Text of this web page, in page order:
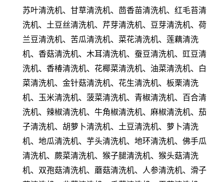
苏叶清洗机、甘草清洗机、茴香苗清洗机、红毛苔清
洗机、土豆丝清洗机、芹芽清洗机、豆芽清洗机、荷
兰豆清洗机、苦瓜清洗机、菜花清洗机、莲藕清洗
机、香菇清洗机、木耳清洗机、蚕豆清洗机、豇豆清
洗机、香椿清洗机、花椰菜清洗机、油菜清洗机、白
菜清洗机、金针菇清洗机、花生清洗机、板栗清洗
机、玉米清洗机、菠菜清洗机、青椒清洗机、百合清
洗机、辣椒清洗机、牛角椒清洗机、麻椒清洗机、茄
子清洗机、胡萝卜清洗机、土豆清洗机、萝卜清洗
机、地瓜清洗机、芋头清洗机、地环清洗机、佛手瓜
清洗机、蕨菜清洗机、猴子腿清洗机、猴头菇清洗
机、双孢菇清洗机、蘑菇清洗机、人参清洗机、滑子